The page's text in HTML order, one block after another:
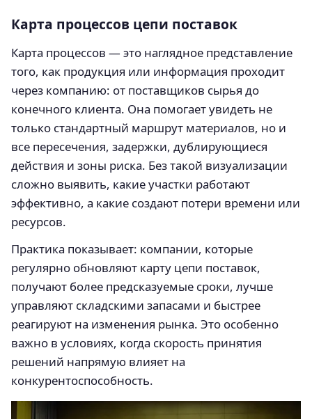
Карта процессов цепи поставок
Карта процессов — это наглядное представление
того, как продукция или информация проходит
через компанию: от поставщиков сырья до
конечного клиента. Она помогает увидеть не
только стандартный маршрут материалов, но и
все пересечения, задержки, дублирующиеся
действия и зоны риска. Без такой визуализации
сложно выявить, какие участки работают
эффективно, а какие создают потери времени или
ресурсов.
Практика показывает: компании, которые
регулярно обновляют карту цепи поставок,
получают более предсказуемые сроки, лучше
управляют складскими запасами и быстрее
реагируют на изменения рынка. Это особенно
важно в условиях, когда скорость принятия
решений напрямую влияет на
конкурентоспособность.